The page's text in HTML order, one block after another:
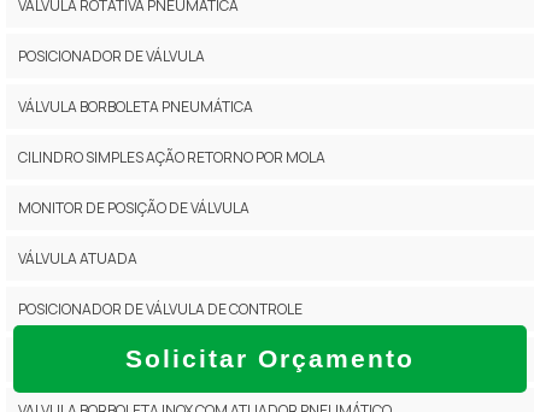
Solicitar Orçamento
VÁLVULA ROTATIVA PNEUMATICA
POSICIONADOR DE VÁLVULA
VÁLVULA BORBOLETA PNEUMÁTICA
CILINDRO SIMPLES AÇÃO RETORNO POR MOLA
MONITOR DE POSIÇÃO DE VÁLVULA
VÁLVULA ATUADA
POSICIONADOR DE VÁLVULA DE CONTROLE
CILINDRO DUPLA AÇÃO PNEUMÁTICA